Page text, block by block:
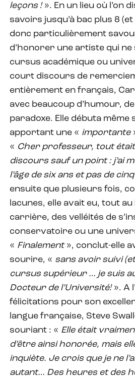
leçons ! ». En un lieu où l’on
savoirs jusqu’à bac plus 8
donc particulièrement
d’honorer une artiste qui ne
cursus académique ou
court discours de
entièrement en français,
avec beaucoup d’humour,
paradoxe. Elle débuta
apportant une « importante
« Cher professeur, tout
discours sauf un point : j’ai
l’âge de six ans et pas de
ensuite que plusieurs fois,
lacunes, elle avait eu, tout au
carrière, des velléités de
conservatoire ou une
« Finalement», conclut-elle
sourire, « sans avoir suivi
cursus supérieur … je suis
Docteur de l’Université! ». A
félicitations pour son
langue française, Steve
souriant : « Elle était
d’être ainsi honorée, mais
inquiète. Je crois que je ne
autant… Des heures et des